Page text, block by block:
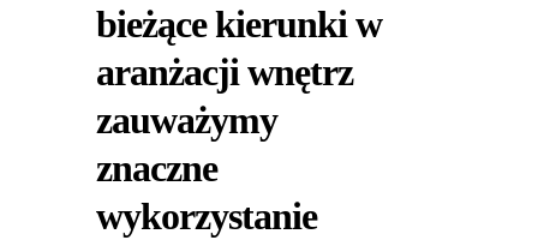
bieżące kierunki w
aranżacji wnętrz
zauważymy
znaczne
wykorzystanie